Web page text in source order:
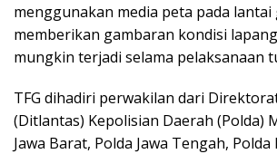
menggunakan media peta pada lantai
memberikan gambaran kondisi
mungkin terjadi selama pelaksanaan
TFG dihadiri perwakilan dari
(Ditlantas) Kepolisian Daerah (Polda)
Jawa Barat, Polda Jawa Tengah,